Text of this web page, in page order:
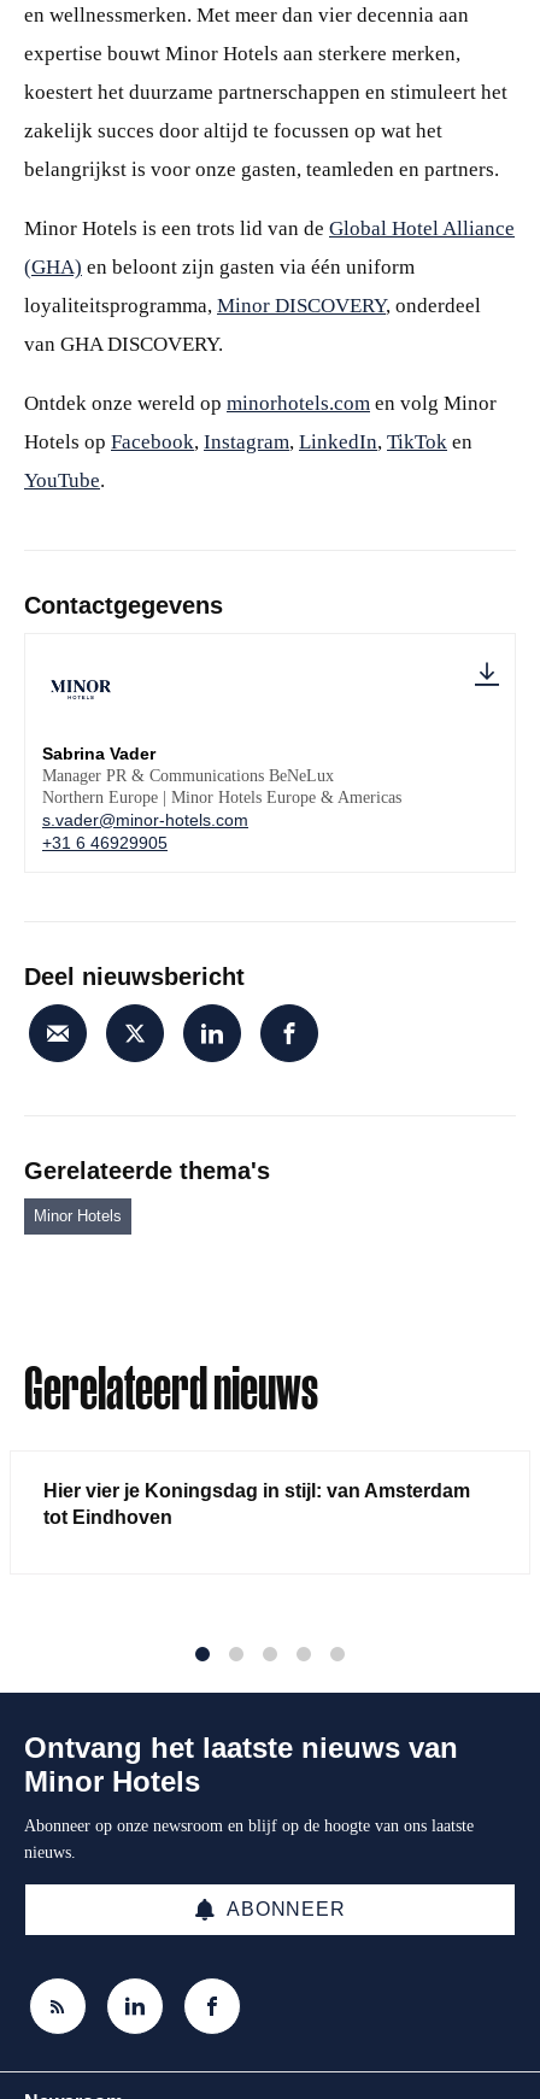
en wellnessmerken. Met meer dan vier decennia aan
expertise bouwt Minor Hotels aan sterkere merken,
koestert het duurzame partnerschappen en stimuleert het
zakelijk succes door altijd te focussen op wat het
belangrijkst is voor onze gasten, teamleden en partners.
Minor Hotels is een trots lid van de Global Hotel Alliance
(GHA) en beloont zijn gasten via één uniform
loyaliteitsprogramma, Minor DISCOVERY, onderdeel
van GHA DISCOVERY.
Ontdek onze wereld op minorhotels.com en volg Minor
Hotels op Facebook, Instagram, LinkedIn, TikTok en
YouTube.
Contactgegevens
Sabrina Vader
Manager PR & Communications BeNeLux
Northern Europe | Minor Hotels Europe & Americas
s.vader@minor-hotels.com
+31 6 46929905
Deel nieuwsbericht
Gerelateerde thema's
Minor Hotels
Gerelateerd nieuws
Hier vier je Koningsdag in stijl: van Amsterdam
tot Eindhoven
Ontvang het laatste nieuws van
Minor Hotels
Abonneer op onze newsroom en blijf op de hoogte van ons laatste
nieuws.
ABONNEER